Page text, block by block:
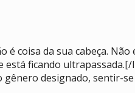
coisa da sua cabeça. Não
está ficando ultrapassada.[/
designado, sentir-